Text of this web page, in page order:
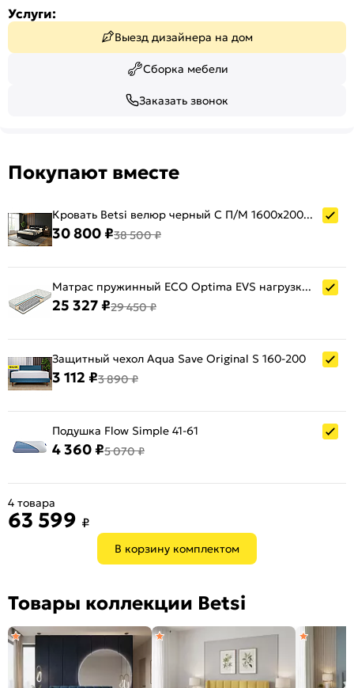
Услуги:
Выезд дизайнера на дом
Сборка мебели
Заказать звонок
Покупают вместе
Кровать Betsi велюр черный С П/М 1600x2000, ортопедическое основание, изголовье мягкое
30 800 ₽38 500 ₽
Матрас пружинный ECO Optima EVS нагрузка до 130 кг 1600x2000
25 327 ₽29 450 ₽
Защитный чехол Aqua Save Original S 160-200
3 112 ₽3 890 ₽
Подушка Flow Simple 41-61
4 360 ₽5 070 ₽
В корзину комплектом
4 товара
63 599 ₽
Товары коллекции Betsi